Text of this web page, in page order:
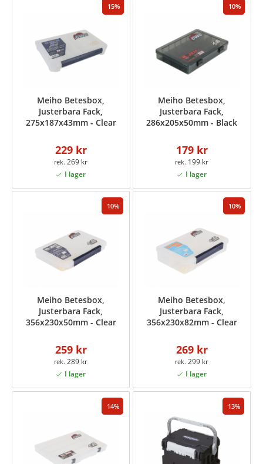
15
Meiho Betesbox,
Justerbara Fack,
275x187x43mm - Clear
229 kr
269 kr
10
Meiho Betesbox,
Justerbara Fack,
286x205x50mm - Black
179 kr
199 kr
10
Meiho Betesbox,
Justerbara Fack,
356x230x50mm - Clear
259 kr
289 kr
10
Meiho Betesbox,
Justerbara Fack,
356x230x82mm - Clear
269 kr
299 kr
14 13